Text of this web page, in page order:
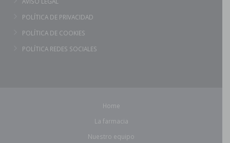
POLÍTICA DE PRIVACIDAD
POLÍTICA DE COOKIES
POLÍTICA REDES SOCIALES
Home
La farmacia
Nuestro equipo